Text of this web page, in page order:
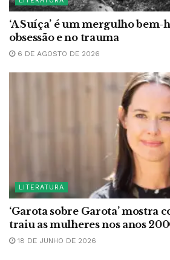
‘A Suíça’ é um mergulho
obsessão e no trauma
6 DE AGOSTO DE 2026
LITERATURA
‘Garota sobre Garota’ mostra
traiu as mulheres nos anos
18 DE JUNHO DE 2026